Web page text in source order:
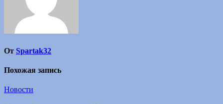
От Spartak32
Похожая запись
Новости